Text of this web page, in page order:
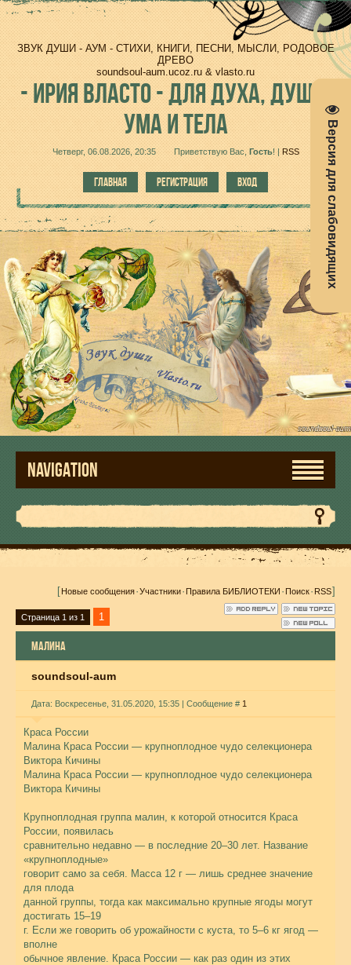
Версия для слабовидящих
ЗВУК ДУШИ - АУМ - СТИХИ, КНИГИ, ПЕСНИ, МЫСЛИ, РОДОВОЕ
ДРЕВО
soundsoul-aum.ucoz.ru & vlasto.ru
-ИРИЯ ВЛАСТО - ДЛЯ ДУХА, ДУШИ,
УМА И ТЕЛА
Четверг, 06.08.2026, 20:35 Приветствую Вас, Гость! | RSS
ГЛАВНАЯ РЕГИСТРАЦИЯ ВХОД
NAVIGATION
[Новые сообщения·Участники·Правила БИБЛИОТЕКИ·Поиск·RSS]
Страница 1 из 1 1
МАЛИНА
soundsoul-aum
Дата: Воскресенье, 31.05.2020, 15:35 | Сообщение # 1
Краса России
Малина Краса России — крупноплодное чудо селекционера
Виктора Кичины
Малина Краса России — крупноплодное чудо селекционера
Виктора Кичины
Крупноплодная группа малин, к которой относится Краса
России, появилась
сравнительно недавно — в последние 20–30 лет. Название
«крупноплодные»
говорит само за себя. Масса 12 г — лишь среднее значение
для плода
данной группы, тогда как максимально крупные ягоды могут
достигать 15–19
г. Если же говорить об урожайности с куста, то 5–6 кг ягод —
вполне
обычное явление. Краса России — как раз один из этих